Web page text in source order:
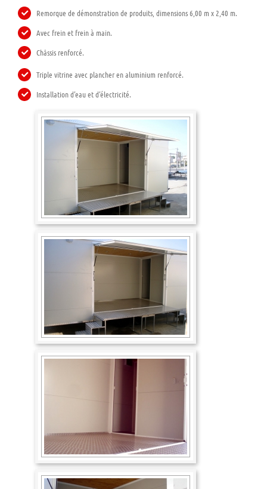
Remorque de démonstration de produits, dimensions 6,00 m x 2,40 m.
Avec frein et frein à main.
Châssis renforcé.
Triple vitrine avec plancher en aluminium renforcé.
Installation d’eau et d’électricité.